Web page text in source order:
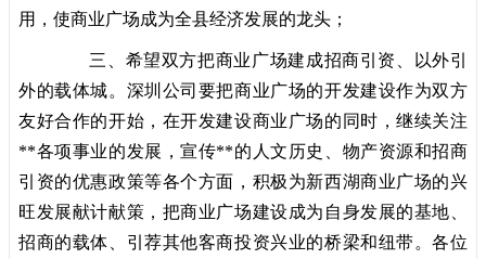
用，使商业广场成为全县经济发展的龙头；
三、希望双方把商业广场建成招商引资、以外引
外的载体城。深圳公司要把商业广场的开发建设作为双方
友好合作的开始，在开发建设商业广场的同时，继续关注
**各项事业的发展，宣传**的人文历史、物产资源和招商
引资的优惠政策等各个方面，积极为新西湖商业广场的兴
旺发展献计献策，把商业广场建设成为自身发展的基地、
招商的载体、引荐其他客商投资兴业的桥梁和纽带。各位